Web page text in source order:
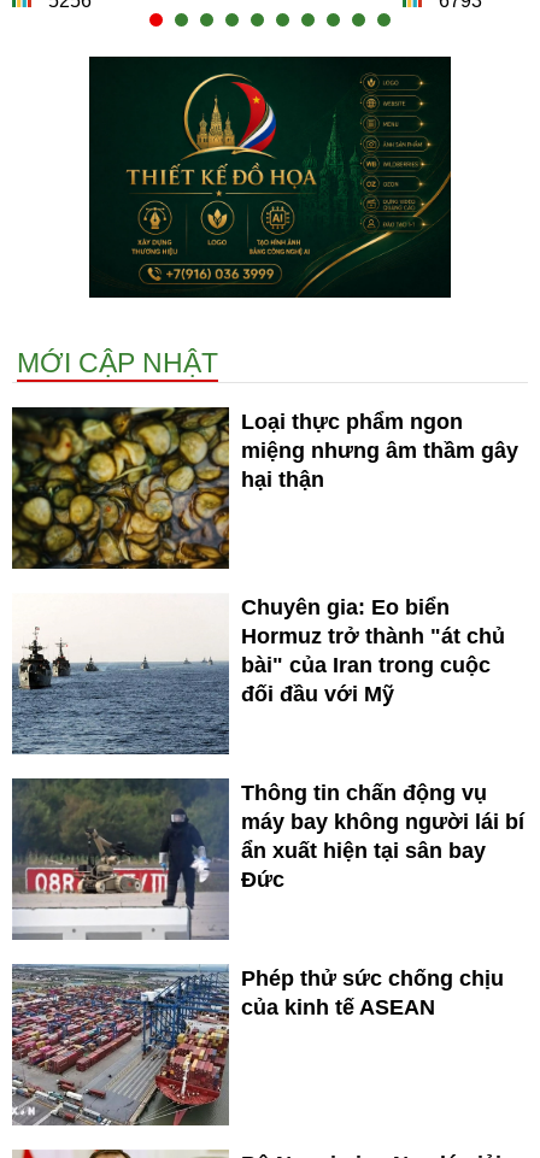
MỚI CẬP NHẬT
Loại thực phẩm ngon
miệng nhưng âm thầm gây
hại thận
Chuyên gia: Eo biển
Hormuz trở thành "át chủ
bài" của Iran trong cuộc
đối đầu với Mỹ
Thông tin chấn động vụ
máy bay không người lái bí
ẩn xuất hiện tại sân bay
Đức
Phép thử sức chống chịu
của kinh tế ASEAN